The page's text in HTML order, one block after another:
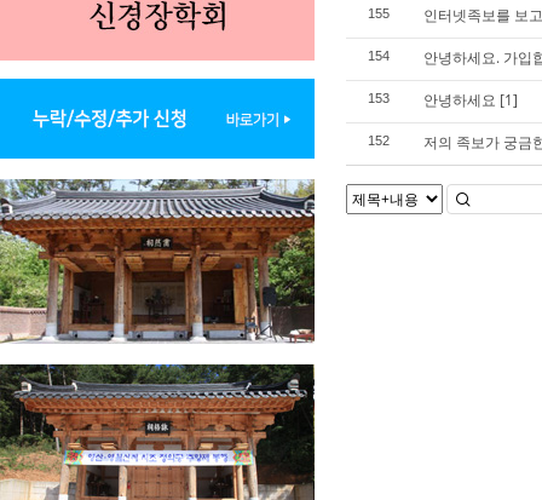
155 인터넷족보를 보
154 안녕하세요. 가입
153 안녕하세요 [1]
152 저의 족보가 궁금